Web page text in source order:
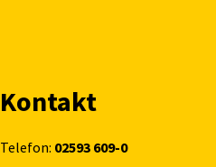
Kontakt
Telefon: 02593 609-0